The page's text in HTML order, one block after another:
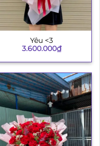
Yêu <3
3.600.000₫